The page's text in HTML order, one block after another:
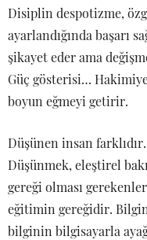
Disiplin despotizme,
ayarlandığında başarı
şikayet eder ama
Güç gösterisi…
boyun eğmeyi getirir.
Düşünen insan
Düşünmek, eleştirel
gereği olması
eğitimin gereğidir.
bilginin bilgisayarla